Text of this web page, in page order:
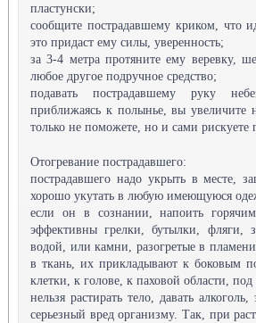
пластунски;
сообщите пострадавшему криком, что
это придаст ему силы, уверенность;
за 3-4 метра протяните ему веревку,
любое другое подручное средство;
подавать пострадавшему руку
приближаясь к полынье, вы увеличите
только не поможете, но и сами рискуете
Отогревание пострадавшего:
пострадавшего надо укрыть в месте,
хорошо укутать в любую имеющуюся
если он в сознании, напоить
эффективны грелки, бутылки, фляги,
водой, или камни, разогретые в
в ткань, их прикладывают к боковым
клетки, к голове, к паховой области,
нельзя растирать тело, давать
серьезный вред организму. Так, при